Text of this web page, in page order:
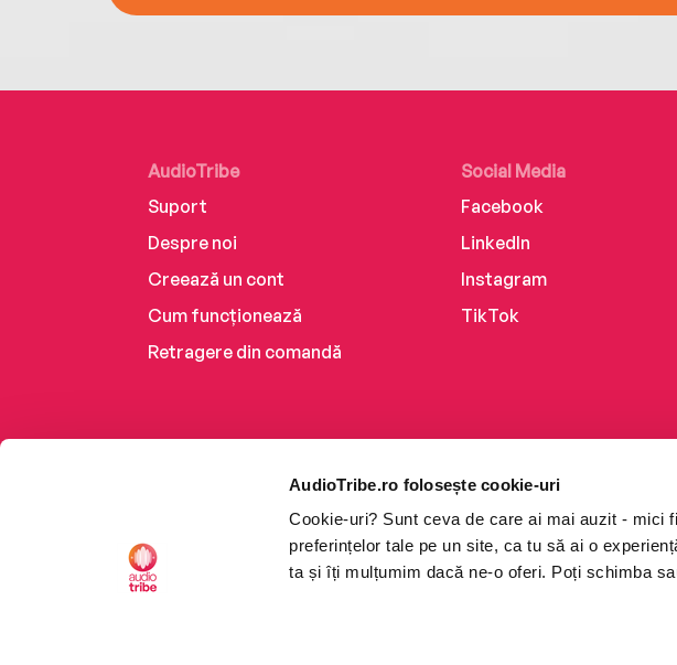
AudioTribe.ro folosește cookie-uri
Cookie-uri? Sunt ceva de care ai mai auzit - mici
preferințelor tale pe un site, ca tu să ai o
ta și îți mulțumim dacă ne-o oferi. Poți schimba
AudioTribe
Suport
Despre noi
Creează un cont
Cum funcționează
Retragere din comandă
Social Media
Facebook
LinkedIn
Instagram
TikTok